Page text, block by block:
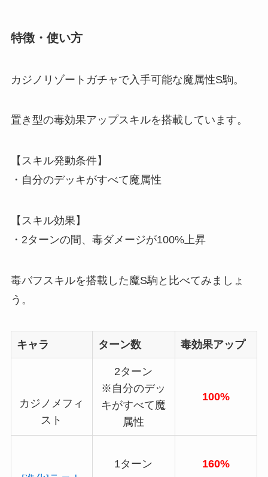
特徴・使い方
カジノリゾートガチャで入手可能な魔属性S駒。
置き型の毒効果アップスキルを搭載しています。
【スキル発動条件】
・自分のデッキがすべて魔属性
【スキル効果】
・2ターンの間、毒ダメージが100%上昇
毒バフスキルを搭載した魔S駒と比べてみましょ
う。
キャラ ターン数 毒効果アップ
カジノメフィ
スト
2ターン
※自分のデッ
キがすべて魔
属性
100%
1ターン 160%